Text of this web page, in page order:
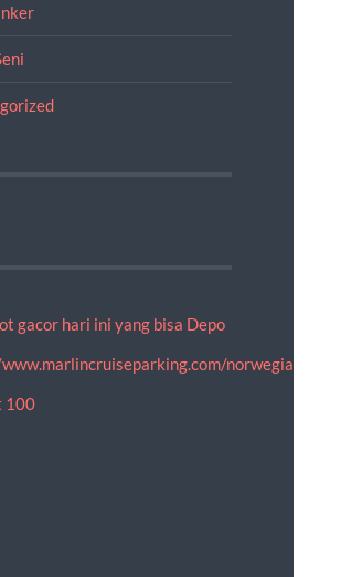
gacor hari ini yang bisa Depo
norwegian-
100